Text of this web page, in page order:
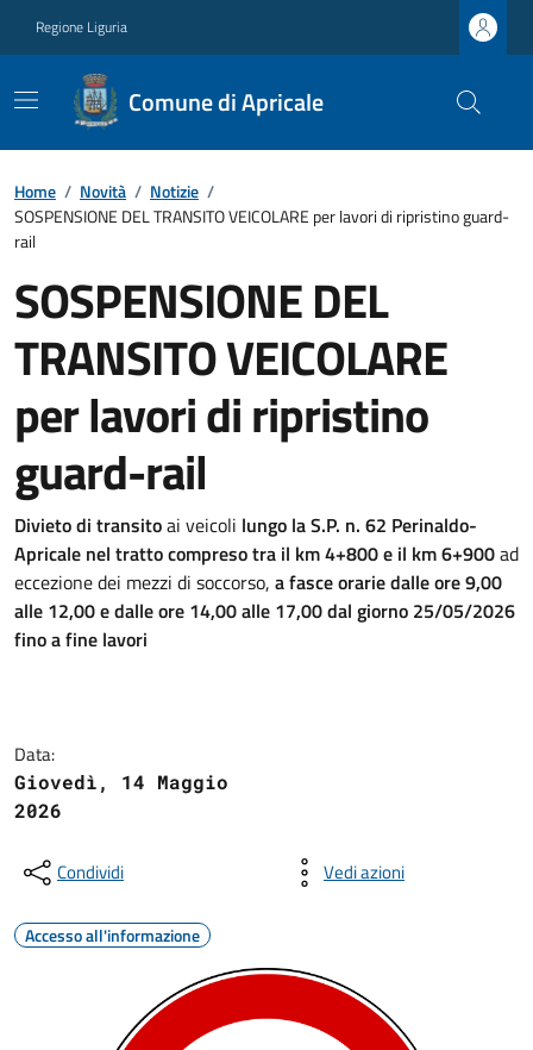
Regione Liguria
Comune di Apricale
Home / Novità / Notizie /
SOSPENSIONE DEL TRANSITO VEICOLARE per lavori di ripristino guard-
rail
SOSPENSIONE DEL
TRANSITO VEICOLARE
per lavori di ripristino
guard-rail
Divieto di transitoai veicoli lungo la S.P. n. 62 Perinaldo-
Apricale nel tratto compreso tra il km 4+800 e il km 6+900ad
eccezione dei mezzi di soccorso, a fasce orarie dalle ore 9,00
alle 12,00 e dalle ore 14,00 alle 17,00 dal giorno 25/05/2026
fino a fine lavori
Data:
Giovedì, 14 Maggio
2026
Condividi Vedi azioni
Accesso all'informazione